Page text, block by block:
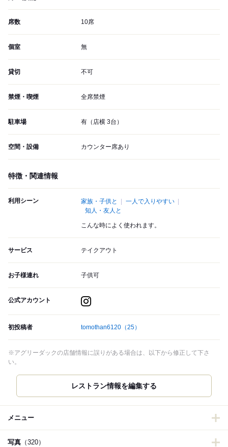
席数 10席
個室 無
貸切 不可
禁煙・喫煙 全席禁煙
駐車場 有（店横 3台）
空間・設備 カウンター席あり
特徴・関連情報
利用シーン 家族・子供と
一人で入りやすい
知人・友人と
こんな時によく使われます。
サービス テイクアウト
お子様連れ 子供可
公式アカウント
初投稿者 tomothan6120 （25）
※アグリーダックの店舗情報に誤りがある場合は、以下から修正して下さ
い。
メニュー
写真 （320）